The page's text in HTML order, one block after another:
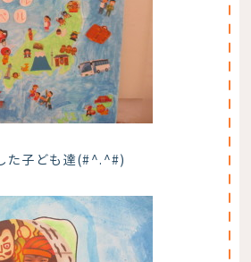
た子ども達(#^.^#)